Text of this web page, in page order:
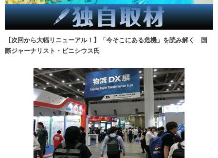
【次回から大幅リニューアル！】「今そこにある危機」を読み解く 国
際ジャーナリスト・ビニシウス氏